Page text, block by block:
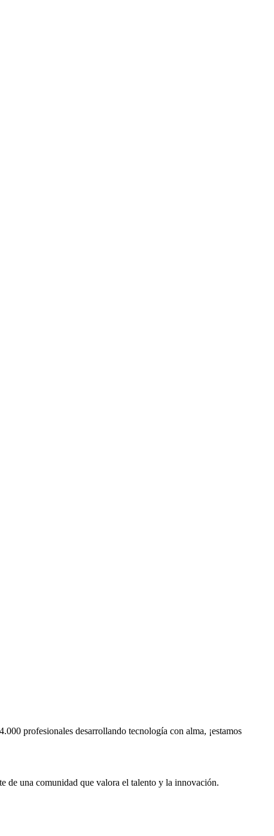
profesionales desarrollando tecnología con alma, ¡estamos
de una comunidad que valora el talento y la innovación.